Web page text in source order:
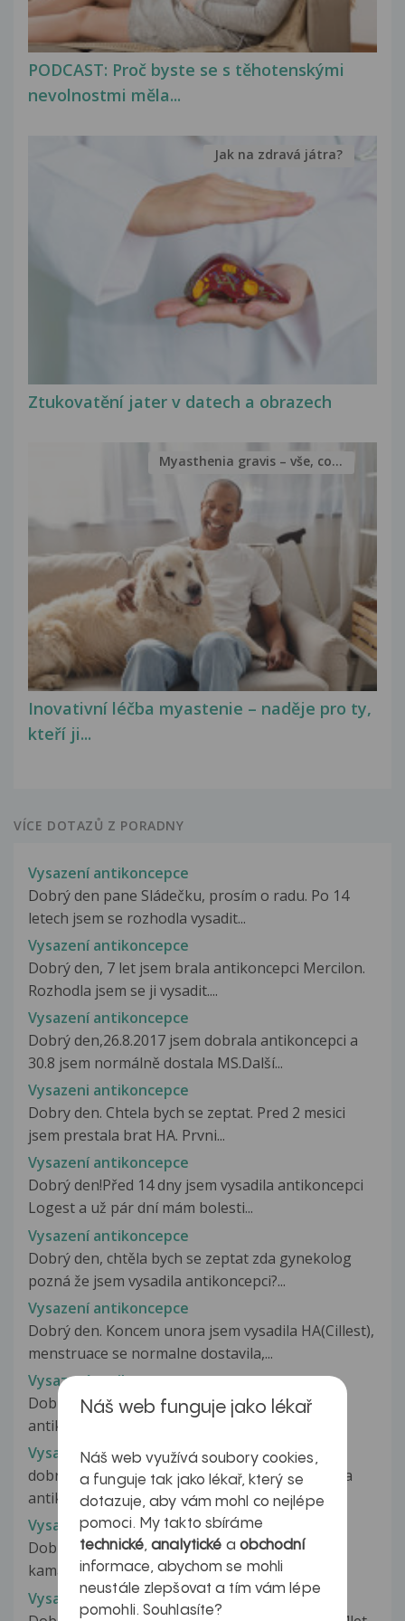
PODCAST: Proč byste se s těhotenskými
nevolnostmi měla...
Ztukovatění jater v datech a obrazech
Jak na zdravá játra?
Inovativní léčba myastenie – naděje pro ty,
kteří ji...
Myasthenia gravis – vše, co...
VÍCE DOTAZŮ Z PORADNY
Vysazení antikoncepce
Dobrý den pane Sládečku, prosím o radu. Po 14
letech jsem se rozhodla vysadit...
Vysazení antikoncepce
Dobrý den, 7 let jsem brala antikoncepci Mercilon.
Rozhodla jsem se ji vysadit....
Vysazení antikoncepce
Dobrý den,26.8.2017 jsem dobrala antikoncepci a
30.8 jsem normálně dostala MS.Další...
Vysazeni antikoncepce
Dobry den. Chtela bych se zeptat. Pred 2 mesici
jsem prestala brat HA. Prvni...
Vysazení antikoncepce
Dobrý den!Před 14 dny jsem vysadila antikoncepci
Logest a už pár dní mám bolesti...
Vysazení antikoncepce
Dobrý den, chtěla bych se zeptat zda gynekolog
pozná že jsem vysadila antikoncepci?...
Vysazení antikoncepce
Dobrý den. Koncem unora jsem vysadila HA(Cillest),
menstruace se normalne dostavila,...
Vysazení antikoncepce
Dobrý den, chtěla bych ze zeptat na vysazení
antikoncepce, znamená to, že po...
Vysazení antikoncepce
dobrý den, chtěla bych se zeptat. Rok jsem brala
antikoncepci, ted bych ji...
Vysazení antikoncepce
Dobrý den, nedávno jsem se dozvěděla od
kamarádky, že jí její doktor řekl,...
Vysazeni antikoncepce
Náš web funguje jako lékař
Náš web využívá soubory cookies,
a funguje tak jako lékař, který se
dotazuje, aby vám mohl co nejlépe
pomoci. My takto sbíráme
technické,analytické a obchodní
informace, abychom se mohli
neustále zlepšovat a tím vám lépe
pomohli. Souhlasíte?